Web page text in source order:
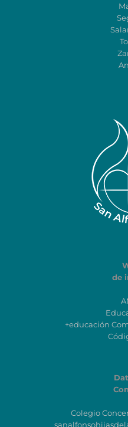
de
+educación
Colegio